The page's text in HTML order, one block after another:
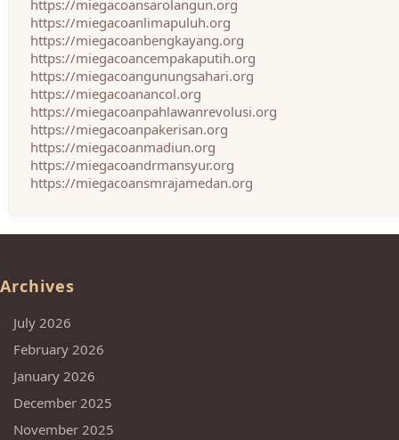
https://miegacoansarolangun.org
https://miegacoanlimapuluh.org
https://miegacoanbengkayang.org
https://miegacoancempakaputih.org
https://miegacoangunungsahari.org
https://miegacoanancol.org
https://miegacoanpahlawanrevolusi.org
https://miegacoanpakerisan.org
https://miegacoanmadiun.org
https://miegacoandrmansyur.org
https://miegacoansmrajamedan.org
Archives
July 2026
February 2026
January 2026
December 2025
November 2025